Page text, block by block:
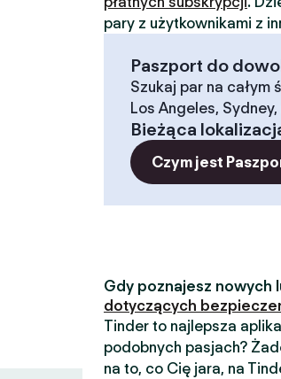
pary z użytkownikami z
Paszport do
Szukaj par na całym
Los Angeles,
Bieżąca
Czym jest
Gdy poznajesz nowych
dotyczących
Tinder to najlepsza
podobnych pasjach?
na to, co Cię jara, na